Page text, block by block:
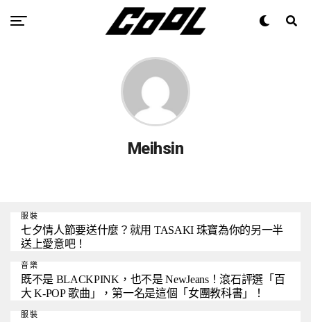
Meihsin
服裝
七夕情人節要送什麼？就用 TASAKI 珠寶為你的另一半
送上愛意吧！
音樂
既不是 BLACKPINK，也不是 NewJeans！滾石評選「百
大 K-POP 歌曲」，第一名是這個「女團教科書」！
服裝